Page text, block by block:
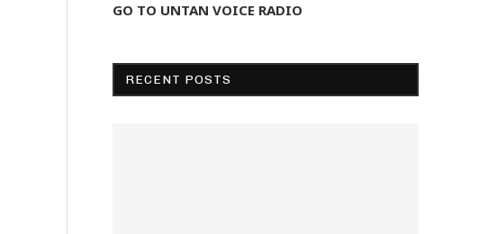
GO TO UNTAN VOICE RADIO
RECENT POSTS